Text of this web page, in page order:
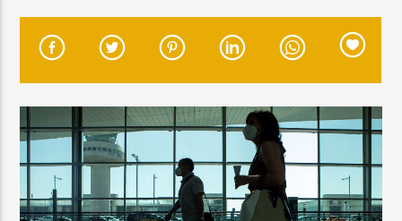
TRAFFIC
TIËSTO
MŰSOR ADÁSBAN
DAYTIME
06:00 17:59